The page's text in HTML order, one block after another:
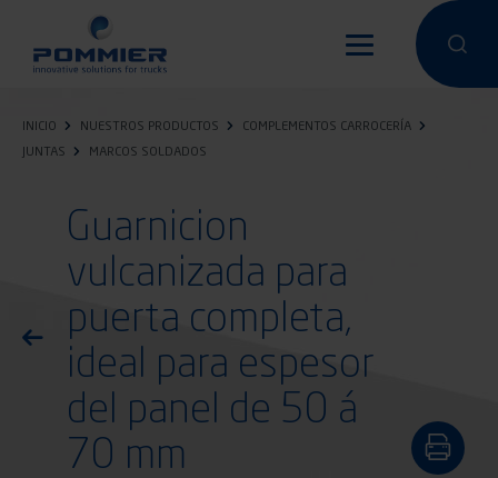
contenido
Hacer una
INICIO NUESTROS PRODUCTOS
COMPLEMENTOS CARROCERÍA
JUNTAS
MARCOS SOLDADOS
Volver a la lista de productos
Guarnicion
vulcanizada para
puerta completa,
ideal para espesor
del panel de 50 á
70 mm